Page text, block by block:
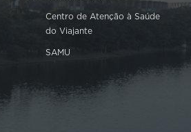
Centro de Atenção à Saúde
do Viajante
SAMU